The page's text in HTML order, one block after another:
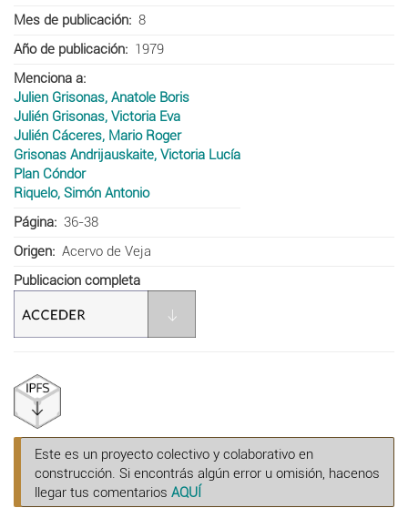
Mes de publicación
8
Año de publicación
1979
Menciona a
Julien Grisonas, Anatole Boris
Julién Grisonas, Victoria Eva
Julién Cáceres, Mario Roger
Grisonas Andrijauskaite, Victoria Lucía
Plan Cóndor
Riquelo, Simón Antonio
Página
36-38
Origen
Acervo de Veja
Publicacion completa
Este es un proyecto colectivo y colaborativo en
construcción. Si encontrás algún error u omisión, hacenos
llegar tus comentarios AQUÍ